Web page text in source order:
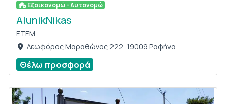
Εξοικονομώ - Αυτονομώ
AlunikNikas
ETEM
Λεωφόρος Μαραθώνος 222, 19009 Ραφήνα
Θέλω προσφορά